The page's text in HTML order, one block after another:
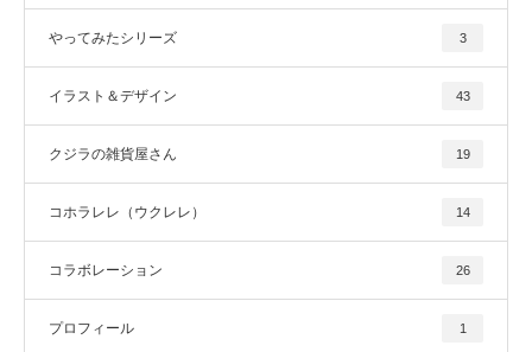
やってみたシリーズ 3
イラスト＆デザイン 43
クジラの雑貨屋さん 19
コホラレレ（ウクレレ） 14
コラボレーション 26
プロフィール 1